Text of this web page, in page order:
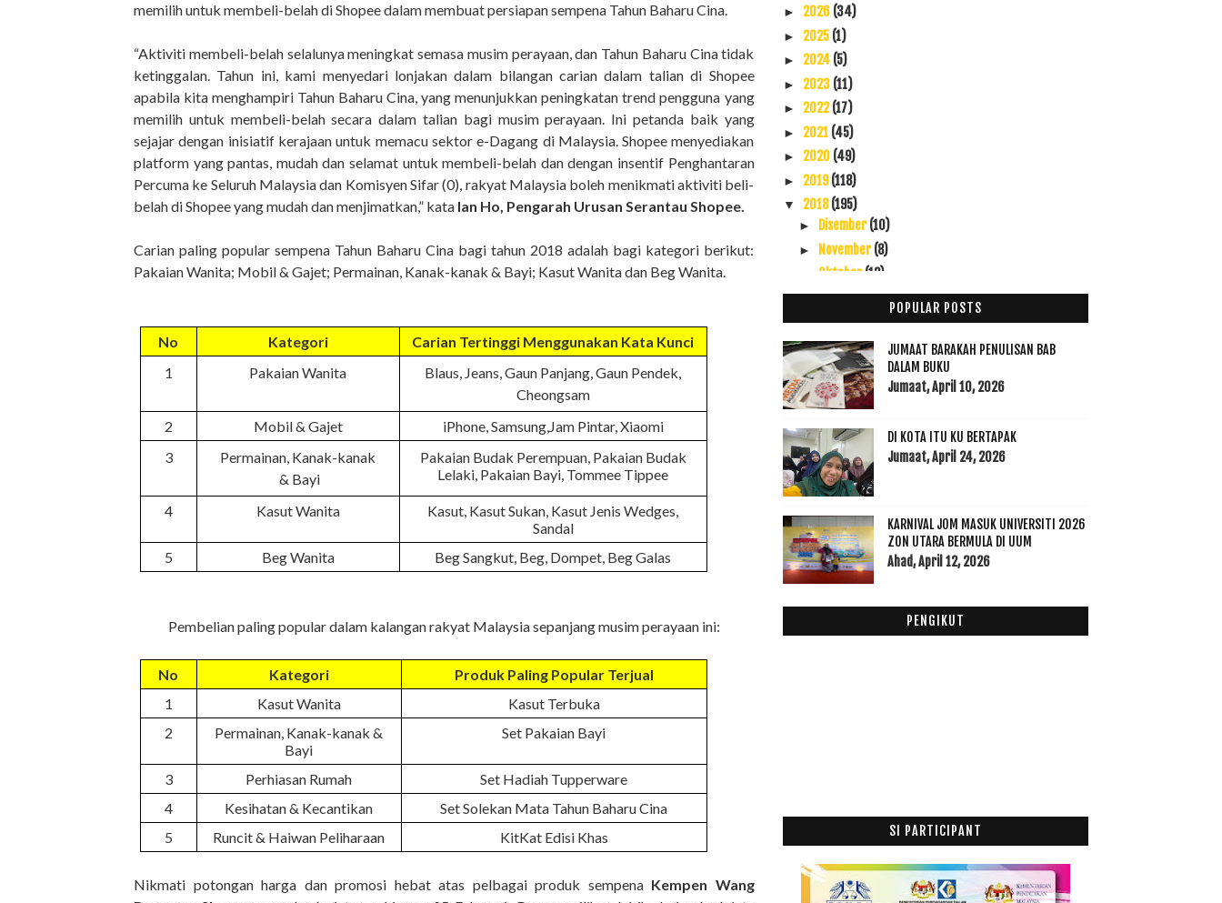
memilih untuk membeli-belah di Shopee dalam membuat persiapan sempena Tahun Baharu Cina.
“Aktiviti membeli-belah selalunya meningkat semasa musim perayaan, dan Tahun Baharu Cina tidak
ketinggalan. Tahun ini, kami menyedari lonjakan dalam bilangan carian dalam talian di Shopee
apabila kita menghampiri Tahun Baharu Cina, yang menunjukkan peningkatan trend pengguna yang
memilih untuk membeli-belah secara dalam talian bagi musim perayaan. Ini petanda baik yang
sejajar dengan inisiatif kerajaan untuk memacu sektor e-Dagang di Malaysia. Shopee menyediakan
platform yang pantas, mudah dan selamat untuk membeli-belah dan dengan insentif Penghantaran
Percuma ke Seluruh Malaysia dan Komisyen Sifar (0), rakyat Malaysia boleh menikmati aktiviti beli-
belah di Shopee yang mudah dan menjimatkan,” kata Ian Ho, Pengarah Urusan Serantau Shopee.
Carian paling popular sempena Tahun Baharu Cina bagi tahun 2018 adalah bagi kategori berikut:
Pakaian Wanita; Mobil & Gajet; Permainan, Kanak-kanak & Bayi; Kasut Wanita dan Beg Wanita.
No Kategori
Carian Tertinggi Menggunakan Kata Kunci
1
Pakaian Wanita
Blaus, Jeans, Gaun Panjang, Gaun Pendek,
Cheongsam
2
Mobil & Gajet
iPhone, Samsung,Jam Pintar, Xiaomi
3
Permainan, Kanak-kanak
& Bayi
Pakaian Budak Perempuan, Pakaian Budak
Lelaki, Pakaian Bayi, Tommee Tippee
4 Kasut Wanita
Kasut, Kasut Sukan, Kasut Jenis Wedges,
Sandal
5
Beg Wanita Beg Sangkut, Beg, Dompet, Beg Galas
Pembelian paling popular dalam kalangan rakyat Malaysia sepanjang musim perayaan ini:
No Kategori
Produk Paling Popular Terjual
1
Kasut Wanita
Kasut Terbuka
2
Permainan, Kanak-kanak &
Bayi
Set Pakaian Bayi
3 Perhiasan Rumah
Set Hadiah Tupperware
4
Kesihatan & Kecantikan
Set Solekan Mata Tahun Baharu Cina
5
Runcit & Haiwan Peliharaan KitKat Edisi Khas
Nikmati potongan harga dan promosi hebat atas pelbagai produk sempena Kempen Wang
► 2026 (34)
► 2025 (1)
► 2024 (5)
► 2023 (11)
► 2022(17)
► 2021 (45)
► 2020 (49)
► 2019(118)
▼ 2018(195)
► Disember(10)
► November(8)
Oktober(12)
►September(23)
►Ogos(16)
►Julai(23)
►Jun(28)
►Mei(12)
►Mac(14)
▼Februari(19)
Allhamdulillah: Luahan Hari Rabu Sembang Petang
Kad Touch n Go Fotostat Memudahkan Pelanggang
Tom Yam Wan Mas Batu 15 Jalan Sintok Paling Win
Te...
Bila Anak Main "Jual" Kat Ofis
Karnival Pendidikan Tinggi Negara 2018
Glow Gelenggang Produk Ajaib Mengatasi Masalah
Keg...
POPULAR POSTS
JUMAAT BARAKAH PENULISAN BAB
DALAM BUKU
Jumaat, April 10, 2026
DI KOTA ITU KU BERTAPAK
Jumaat, April 24, 2026
KARNIVAL JOM MASUK UNIVERSITI 2026
ZON UTARA BERMULA DI UUM
Ahad, April 12, 2026
PENGIKUT
SI PARTICIPANT